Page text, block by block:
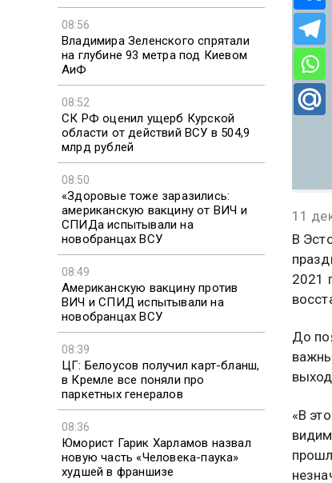
08:56
Владимира Зеленского спрятали
на глубине 93 метра под Киевом
АиФ
08:52
СК РФ оценил ущерб Курской
области от действий ВСУ в 504,9
млрд рублей
08:50
«Здоровые тоже заразились:
американскую вакцину от ВИЧ и
СПИДа испытывали на
новобранцах ВСУ
08:49
Американскую вакцину против
ВИЧ и СПИД испытывали на
новобранцах ВСУ
08:39
ЦГ: Белоусов получил карт-бланш,
в Кремле все поняли про
паркетных генералов
08:36
Юморист Гарик Харламов назвал
новую часть «Человека-паука»
худшей в франшизе
11
В
2021
До
«В